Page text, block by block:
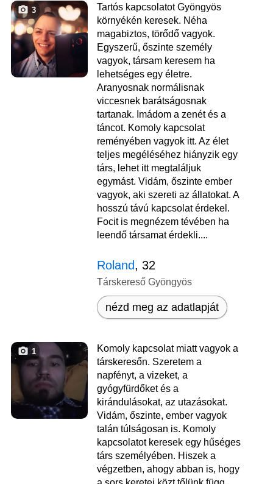
3
Tartós kapcsolatot Gyöngyös
környékén keresek. Néha
magabiztos, törődő vagyok.
Egyszerű, őszinte személy
vagyok, társam keresem ha
lehetséges egy életre.
Aranyosnak normálisnak
viccesnek barátságosnak
tartanak. Imádom a zenét és a
táncot. Komoly kapcsolat
reményében vagyok itt. Az élet
teljes megéléséhez hiányzik egy
társ, lehet itt megtaláljuk
egymást. Vidám, őszinte ember
vagyok, aki szereti az állatokat. A
hosszú távú kapcsolat érdekel.
Focit is megnézem tévében ha
leendő társamat érdekli....
Roland, 32
Társkereső Gyöngyös
nézd meg az adatlapját
1
Komoly kapcsolat miatt vagyok a
társkeresőn. Szeretem a
napfényt, a vizeket, a
gyógyfürdőket és a
kirándulásokat, az utazásokat.
Vidám, őszinte, ember vagyok
talán túlságosan is. Komoly
kapcsolatot keresek egy hűséges
társ személyében. Hiszek a
végzetben, ahogy abban is, hogy